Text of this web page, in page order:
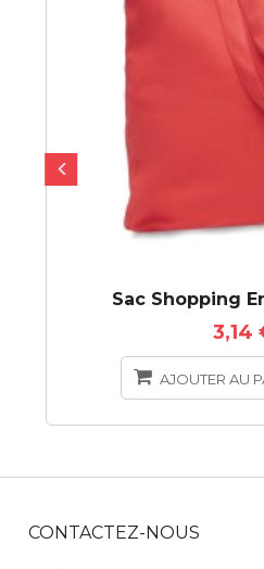
Sac Shopping
3,14
AJOUTER AU
CONTACTEZ-NOUS